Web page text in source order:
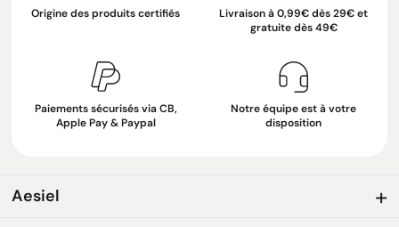
Origine des produits certifiés
Livraison à 0,99€ dès 29€ et
gratuite dès 49€
Paiements sécurisés via CB,
Apple Pay & Paypal
Notre équipe est à votre
disposition
Aesiel